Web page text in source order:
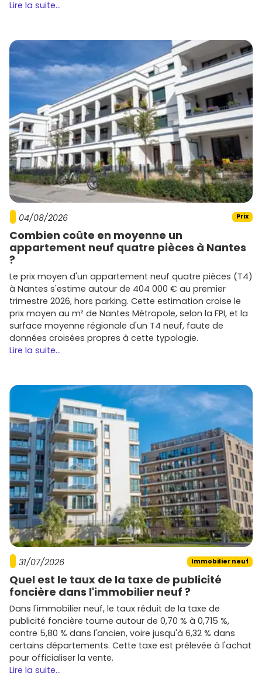
Lire la suite...
04/08/2026 Prix
Combien coûte en moyenne un
appartement neuf quatre pièces à Nantes
?
Le prix moyen d'un appartement neuf quatre pièces (T4)
à Nantes s'estime autour de 404 000 € au premier
trimestre 2026, hors parking. Cette estimation croise le
prix moyen au m² de Nantes Métropole, selon la FPI, et la
surface moyenne régionale d'un T4 neuf, faute de
données croisées propres à cette typologie.
Lire la suite...
31/07/2026 Immobilier neuf
Quel est le taux de la taxe de publicité
foncière dans l'immobilier neuf ?
Dans l'immobilier neuf, le taux réduit de la taxe de
publicité foncière tourne autour de 0,70 % à 0,715 %,
contre 5,80 % dans l'ancien, voire jusqu'à 6,32 % dans
certains départements. Cette taxe est prélevée à l'achat
pour officialiser la vente.
Lire la suite...